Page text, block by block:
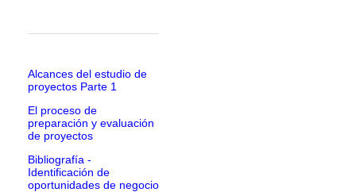
Alcances del estudio de
proyectos Parte 1
El proceso de
preparación y evaluación
de proyectos
Bibliografía -
Identificación de
oportunidades de negocio